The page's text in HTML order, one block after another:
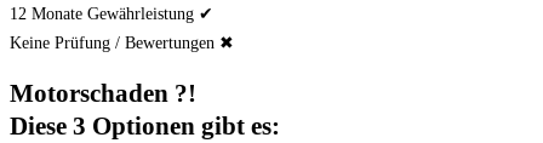
12 Monate Gewährleistung ✔
Keine Prüfung / Bewertungen ✖
Motorschaden ?!
Diese 3 Optionen gibt es: